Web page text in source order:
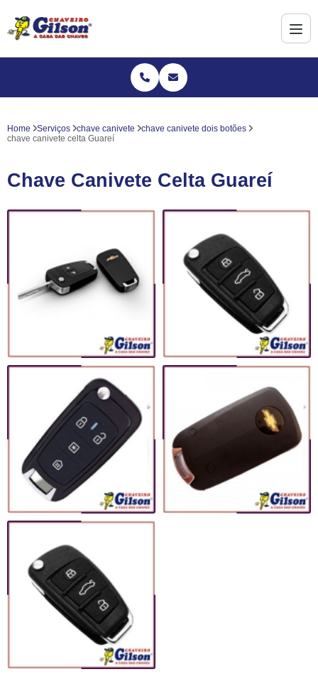
Home Serviços chave canivete
chave canivete dois botões
chave canivete celta Guareí
Chave Canivete Celta Guareí